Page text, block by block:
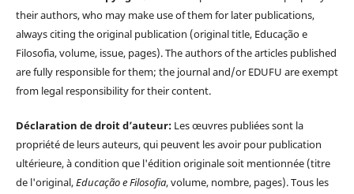
their authors, who may make use of them for later publications,
always citing the original publication (original title, Educação e
Filosofia, volume, issue, pages). The authors of the articles published
are fully responsible for them; the journal and/or EDUFU are exempt
from legal responsibility for their content.
Déclaration de droit d’auteur: Les œuvres publiées sont la
propriété de leurs auteurs, qui peuvent les avoir pour publication
ultérieure, à condition que l'édition originale soit mentionnée (titre
de l'original,Educação e Filosofia, volume, nombre, pages). Tous les